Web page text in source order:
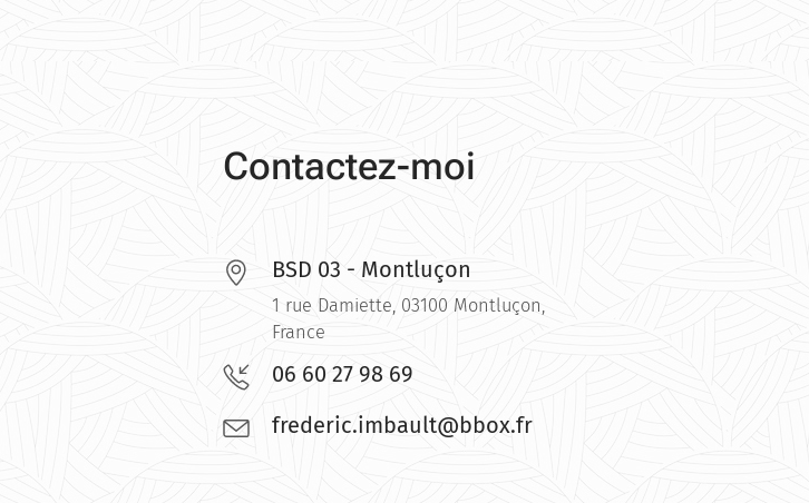
Contactez-moi
BSD 03 - Montluçon
1 rue Damiette, 03100 Montluçon,
France
06 60 27 98 69
frederic.imbault@bbox.fr